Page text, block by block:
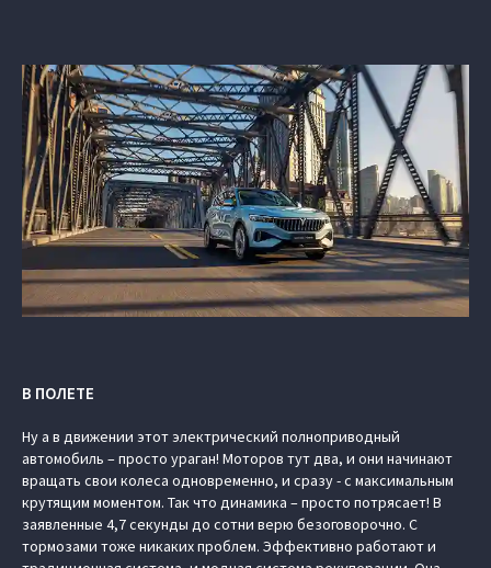
В ПОЛЕТЕ
Ну а в движении этот электрический полноприводный
автомобиль – просто ураган! Моторов тут два, и они начинают
вращать свои колеса одновременно, и сразу - с максимальным
крутящим моментом. Так что динамика – просто потрясает! В
заявленные 4,7 секунды до сотни верю безоговорочно. С
тормозами тоже никаких проблем. Эффективно работают и